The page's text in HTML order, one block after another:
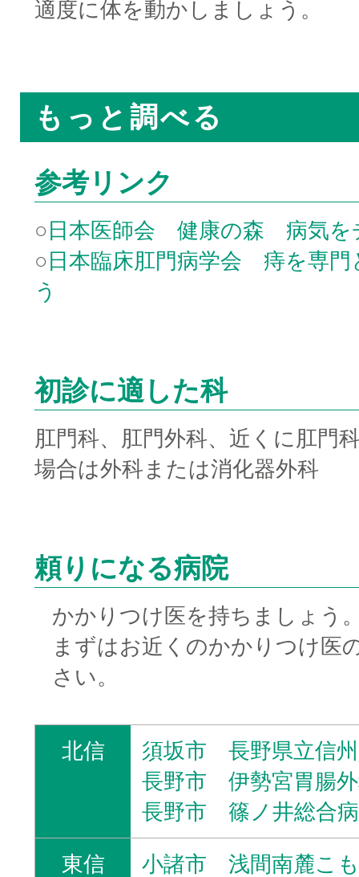
適度に体を動かしましょう。
もっと調べる
参考リンク
○ 日本医師会 健康の森 病気
○ 日本臨床肛門病学会 痔を専門
う
初診に適した科
肛門科、肛門外科、近くに肛門
場合は外科または消化器外科
頼りになる病院
かかりつけ医を持ちましょう
まずはお近くのかかりつけ医
さい。
北信
須坂市 長野県立信
長野市 伊勢宮胃腸
長野市 篠ノ井総合
東信
小諸市 浅間南麓こ